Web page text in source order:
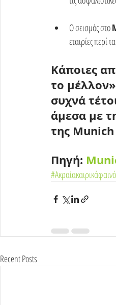
Ο σεισμός στο
εταιρίες περί τα
Κάποιες
το
συχνά
άμεσα με
της Munich
Πηγή:
Recent Posts